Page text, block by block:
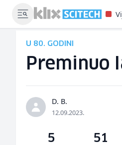
U 80. GODINI
Preminuo
D. B.
12.09.2023.
5 51